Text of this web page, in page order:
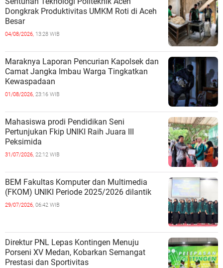
Dongkrak Produktivitas UMKM Roti di Aceh
Besar
04/08/2026, 13:28 WIB
Maraknya Laporan Pencurian Kapolsek dan
Camat Jangka Imbau Warga Tingkatkan
Kewaspadaan
01/08/2026, 23:16 WIB
Mahasiswa prodi Pendidikan Seni
Pertunjukan Fkip UNIKI Raih Juara III
Peksimida
31/07/2026, 22:12 WIB
BEM Fakultas Komputer dan Multimedia
(FKOM) UNIKI Periode 2025/2026 dilantik
29/07/2026, 06:42 WIB
Direktur PNL Lepas Kontingen Menuju
Porseni XV Medan, Kobarkan Semangat
Prestasi dan Sportivitas